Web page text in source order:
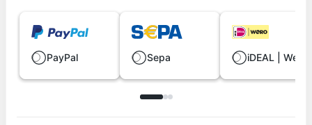
PayPal Sepa iDEAL | Wero